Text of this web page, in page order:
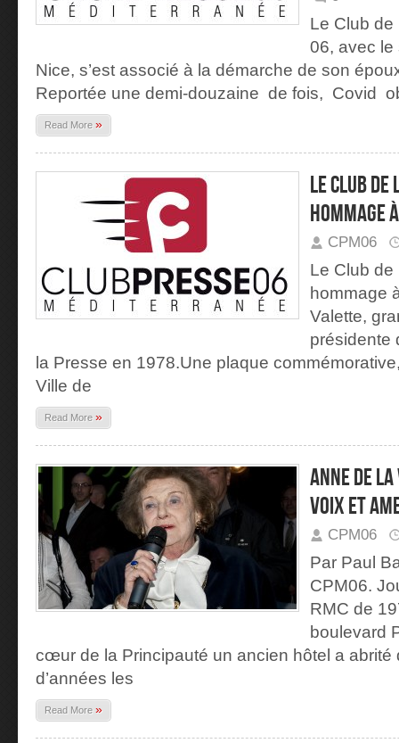
Le Club de
06, avec le
Nice, s’est associé à la démarche de son
Reportée une demi-douzaine de fois, Covid
Read More »
Le Club
hommage
CPM06
Le Club de
hommage
Valette,
présidente
la Presse en 1978.Une plaque
Ville de
Read More »
ANNE DE
VOIX ET
CPM06
Par Paul
CPM06.
RMC de
boulevard
cœur de la Principauté un ancien hôtel a abrité
d’années les
Read More »